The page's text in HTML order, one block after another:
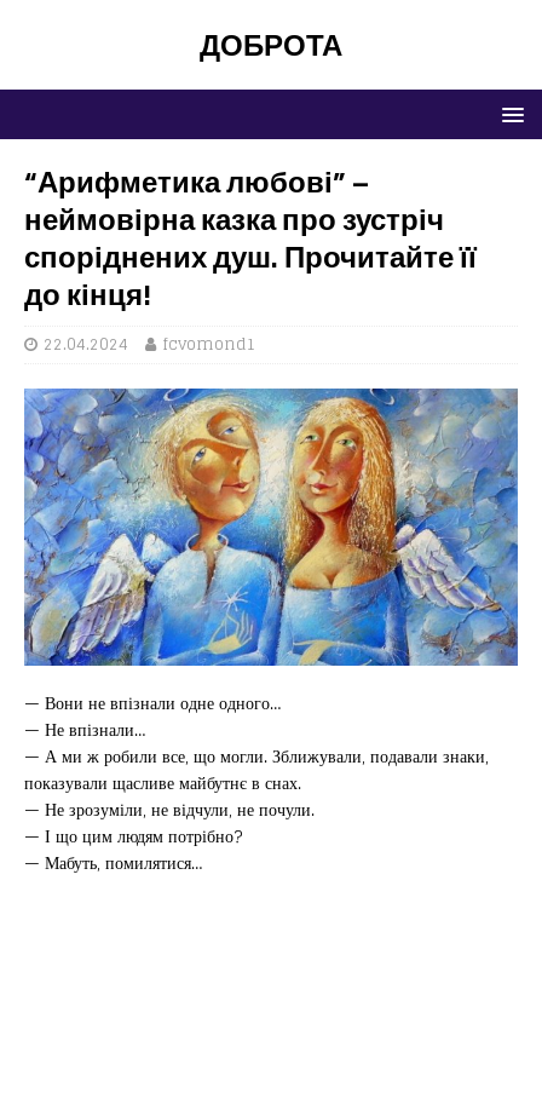
ДОБРОТА
“Арифметика любові” –
неймовірна казка про зустріч
споріднених душ. Прочитайте її
до кінця!
22.04.2024 fcvomond1
— Вони не впізнали одне одного…
— Не впізнали…
— А ми ж робили все, що могли. Зближували, подавали знаки,
показували щасливе майбутнє в снах.
— Не зрозуміли, не відчули, не почули.
— І що цим людям потрібно?
— Мабуть, помилятися…